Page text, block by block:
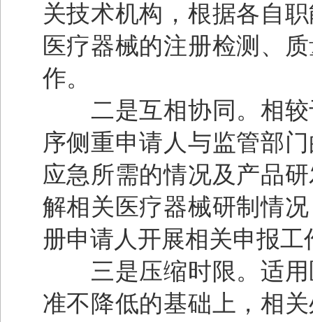
关技术机构，根据各自
医疗器械的注册检测、
作。
二是互相协同。相较
序侧重申请人与监管部
应急所需的情况及产品
解相关医疗器械研制情
册申请人开展相关申报工
三是压缩时限。适用
准不降低的基础上，相